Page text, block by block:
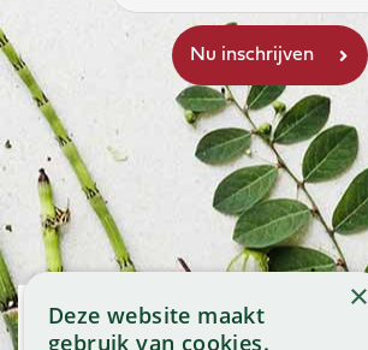
Openingstijden
×
Deze website maakt
gebruik van cookies.